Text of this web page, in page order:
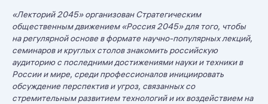
«Лекторий 2045» организован Стратегическим
общественным движением «Россия 2045» для того, чтобы
на регулярной основе в формате научно-популярных лекций,
семинаров и круглых столов знакомить российскую
аудиторию с последними достижениями науки и техники в
России и мире, среди профессионалов инициировать
обсуждение перспектив и угроз, связанных со
стремительным развитием технологий и их воздействием на